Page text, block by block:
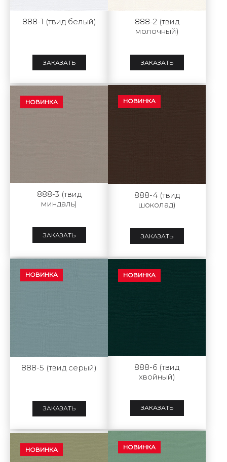
888-1 (твид белый)
ЗАКАЗАТЬ
888-2 (твид
молочный)
ЗАКАЗАТЬ
НОВИНКА
888-3 (твид
миндаль)
ЗАКАЗАТЬ
НОВИНКА
888-4 (твид
шоколад)
ЗАКАЗАТЬ
НОВИНКА
888-5 (твид серый)
ЗАКАЗАТЬ
НОВИНКА
888-6 (твид
хвойный)
ЗАКАЗАТЬ
НОВИНКА НОВИНКА